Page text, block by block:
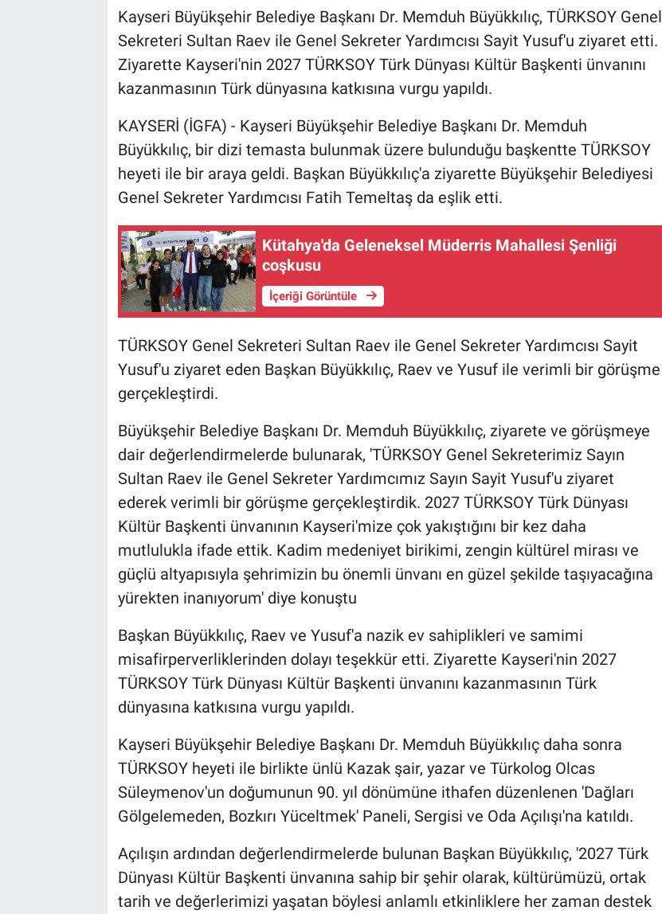
Kayseri Büyükşehir Belediye Başkanı Dr. Memduh Büyükkılıç, TÜRKSOY Genel
Sekreteri Sultan Raev ile Genel Sekreter Yardımcısı Sayit Yusuf'u ziyaret etti.
Ziyarette Kayseri'nin 2027 TÜRKSOY Türk Dünyası Kültür Başkenti ünvanını
kazanmasının Türk dünyasına katkısına vurgu yapıldı.
KAYSERİ (İGFA) - Kayseri Büyükşehir Belediye Başkanı Dr. Memduh
Büyükkılıç, bir dizi temasta bulunmak üzere bulunduğu başkentte TÜRKSOY
heyeti ile bir araya geldi. Başkan Büyükkılıç'a ziyarette Büyükşehir Belediyesi
Genel Sekreter Yardımcısı Fatih Temeltaş da eşlik etti.
Kütahya'da Geleneksel Müderris Mahallesi Şenliği
coşkusu
İçeriği Görüntüle
TÜRKSOY Genel Sekreteri Sultan Raev ile Genel Sekreter Yardımcısı Sayit
Yusuf'u ziyaret eden Başkan Büyükkılıç, Raev ve Yusuf ile verimli bir görüşme
gerçekleştirdi.
Büyükşehir Belediye Başkanı Dr. Memduh Büyükkılıç, ziyarete ve görüşmeye
dair değerlendirmelerde bulunarak, 'TÜRKSOY Genel Sekreterimiz Sayın
Sultan Raev ile Genel Sekreter Yardımcımız Sayın Sayit Yusuf'u ziyaret
ederek verimli bir görüşme gerçekleştirdik. 2027 TÜRKSOY Türk Dünyası
Kültür Başkenti ünvanının Kayseri'mize çok yakıştığını bir kez daha
mutlulukla ifade ettik. Kadim medeniyet birikimi, zengin kültürel mirası ve
güçlü altyapısıyla şehrimizin bu önemli ünvanı en güzel şekilde taşıyacağına
yürekten inanıyorum' diye konuştu
Başkan Büyükkılıç, Raev ve Yusuf'a nazik ev sahiplikleri ve samimi
misafirperverliklerinden dolayı teşekkür etti. Ziyarette Kayseri'nin 2027
TÜRKSOY Türk Dünyası Kültür Başkenti ünvanını kazanmasının Türk
dünyasına katkısına vurgu yapıldı.
Kayseri Büyükşehir Belediye Başkanı Dr. Memduh Büyükkılıç daha sonra
TÜRKSOY heyeti ile birlikte ünlü Kazak şair, yazar ve Türkolog Olcas
Süleymenov'un doğumunun 90. yıl dönümüne ithafen düzenlenen 'Dağları
Gölgelemeden, Bozkırı Yüceltmek' Paneli, Sergisi ve Oda Açılışı'na katıldı.
Açılışın ardından değerlendirmelerde bulunan Başkan Büyükkılıç, '2027 Türk
Dünyası Kültür Başkenti ünvanına sahip bir şehir olarak, kültürümüzü, ortak
tarih ve değerlerimizi yaşatan böylesi anlamlı etkinliklere her zaman destek